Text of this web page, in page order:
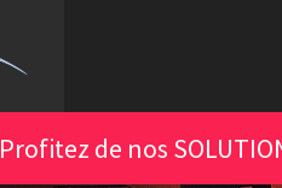
Profitez de nos